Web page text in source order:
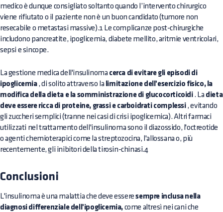
medico è dunque consigliato soltanto quando l’intervento chirurgico
viene rifiutato o il paziente non è un buon candidato (tumore non
resecabile o metastasi massive).1 Le complicanze post-chirurgiche
includono pancreatite, ipoglicemia, diabete mellito, aritmie ventricolari,
sepsi e sincope.
La gestione medica dell'insulinoma cerca di evitare gli episodi di
ipoglicemia, di solito attraverso la limitazione dell'esercizio fisico, la
modifica della dieta e la somministrazione di glucocorticoidi. La dieta
deve essere ricca di proteine, grassi e carboidrati complessi, evitando
gli zuccheri semplici (tranne nei casi di crisi ipoglicemica). Altri farmaci
utilizzati nel trattamento dell'insulinoma sono il diazossido, l'octreotide
o agenti chemioterapici come la streptozocina, l'allossana o, più
recentemente, gli inibitori della tirosin-chinasi.4
Conclusioni
L'insulinoma è una malattia che deve esseresempre inclusa nella
diagnosi differenziale dell'ipoglicemia, come altresì nei cani che